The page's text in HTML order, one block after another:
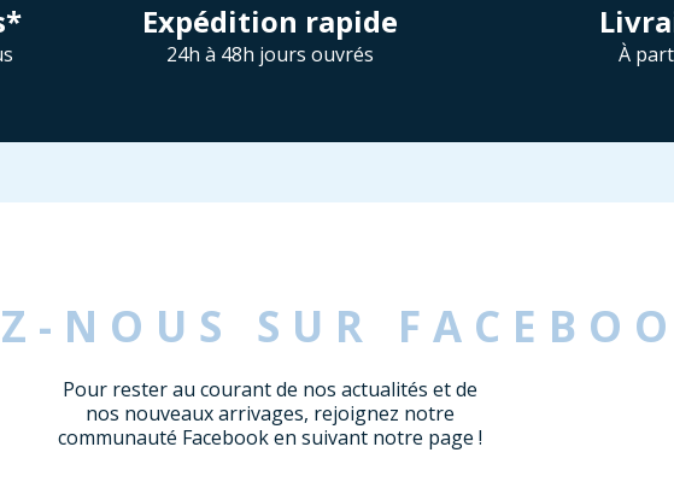
Expédition rapide
24h à 48h jours ouvrés À
NOUS SUR
Pour rester au courant de nos actualités et de
nos nouveaux arrivages, rejoignez notre
communauté Facebook en suivant notre page !